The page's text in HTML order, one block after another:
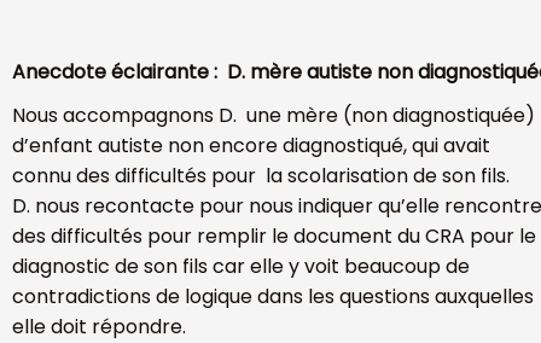
Anecdote éclairante : D. mère autiste non
Nous accompagnons D. une mère (non diagnostiquée)
d’enfant autiste non encore diagnostiqué, qui avait
connu des difficultés pour la scolarisation de son fils.
D. nous recontacte pour nous indiquer qu’elle rencontre
des difficultés pour remplir le document du CRA pour le
diagnostic de son fils car elle y voit beaucoup de
contradictions de logique dans les questions auxquelles
elle doit répondre.